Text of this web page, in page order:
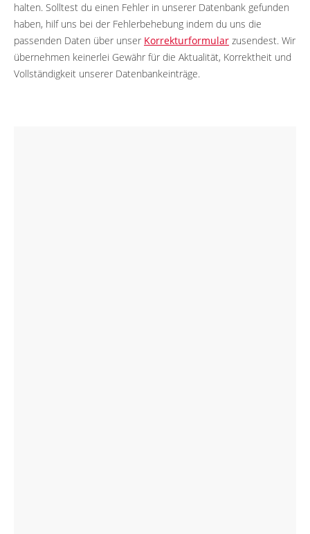
halten. Solltest du einen Fehler in unserer Datenbank gefunden
haben, hilf uns bei der Fehlerbehebung indem du uns die
passenden Daten über unser Korrekturformular zusendest. Wir
übernehmen keinerlei Gewähr für die Aktualität, Korrektheit und
Vollständigkeit unserer Datenbankeinträge.